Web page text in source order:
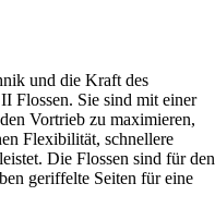
und die Kraft des
Flossen. Sie sind mit einer
Vortrieb zu maximieren,
Flexibilität, schnellere
Die Flossen sind für den
geriffelte Seiten für eine